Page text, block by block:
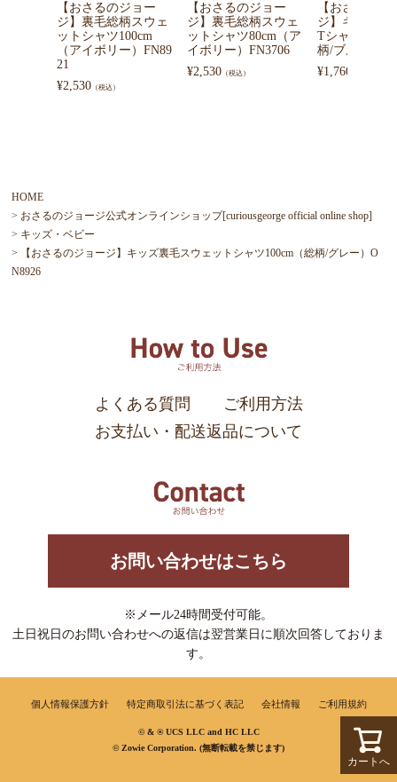
【おさるのジョー
ジ】裏毛総柄スウェ
ットシャツ100cm
（アイボリー）FN89
21
¥2,530 （税込）
【おさるのジョー
ジ】裏毛総柄スウェ
ットシャツ80cm（ア
イボリー）FN3706
¥2,530 （税込）
【おさるのジ
ジ】キッズ天
Tシャツ
柄/ブルー）
¥1,760
カートへ
HOME
おさるのジョージ公式オンラインショップ[curiousgeorge official online shop]
キッズ・ベビー
【おさるのジョージ】キッズ裏毛スウェットシャツ100cm（総柄/グレー）O
N8926
よくある質問
ご利用方法
お支払い・配送返品について
お問い合わせはこちら
※メール24時間受付可能。
土日祝日のお問い合わせへの返信は翌営業日に順次回答しておりま
す。
個人情報保護方針 特定商取引法に基づく表記 会社情報 ご利用規約
© & ® UCS LLC and HC LLC
© Zowie Corporation. (無断転載を禁じます)